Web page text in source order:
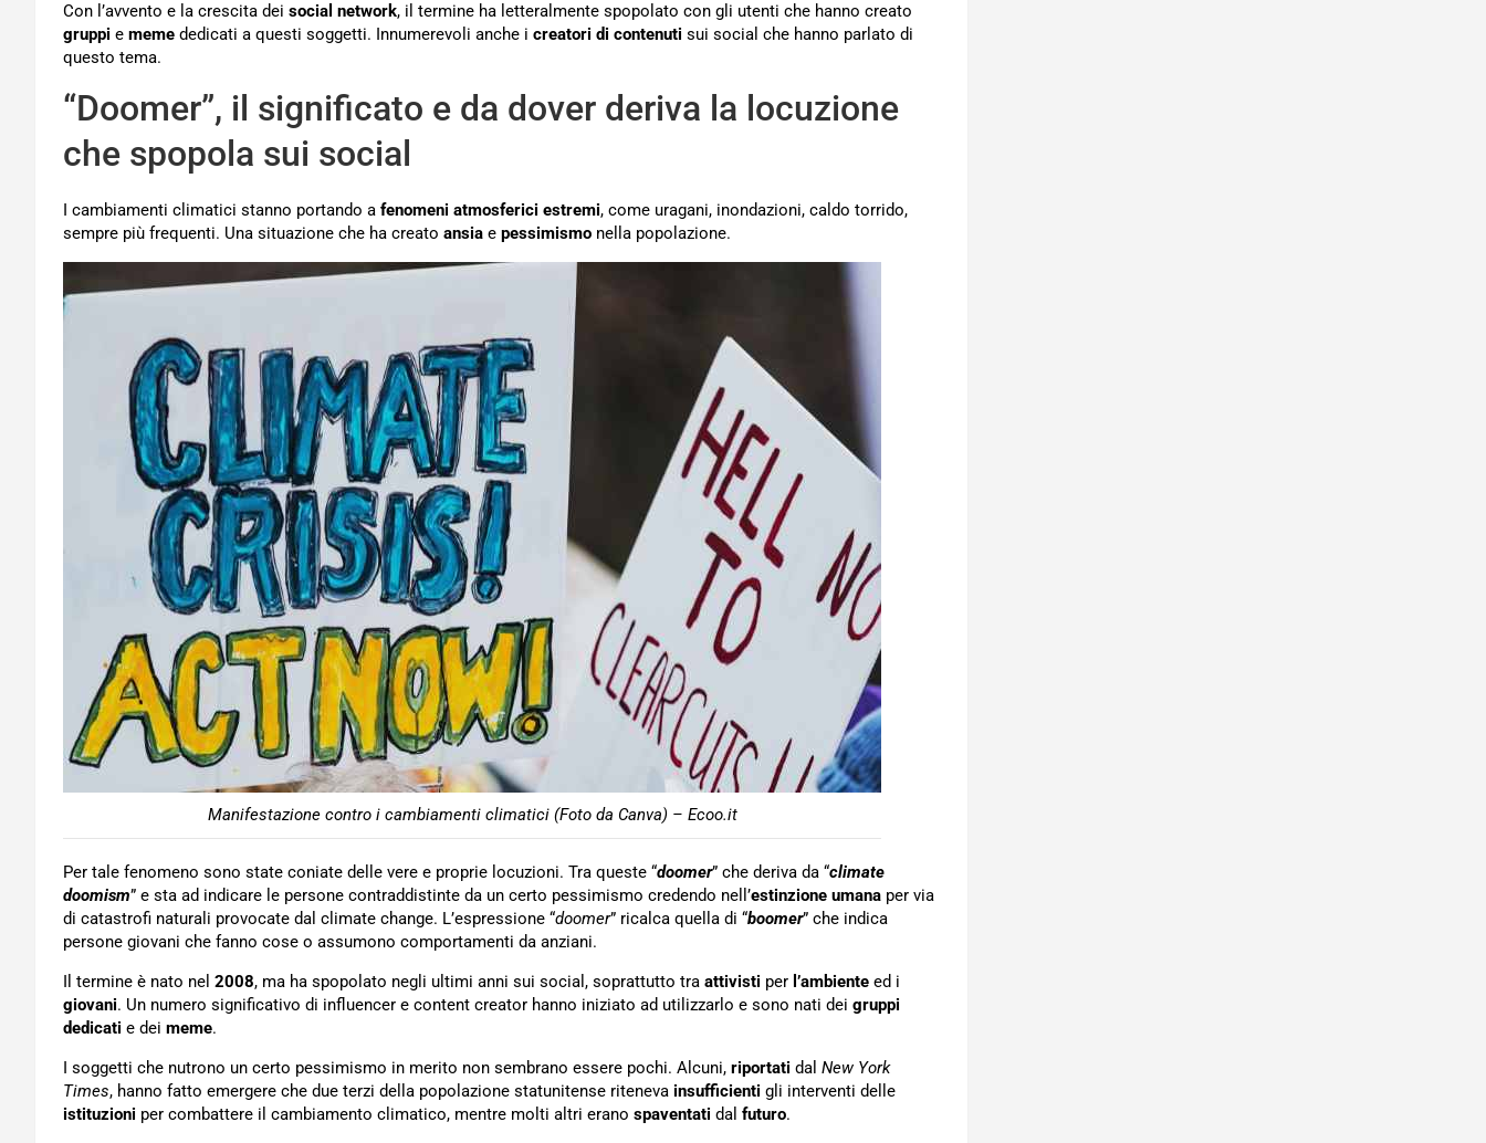
Con l’avvento e la crescita dei social network, il termine ha letteralmente spopolato con gli utenti che hanno creato
gruppi e meme dedicati a questi soggetti. Innumerevoli anche i creatori di contenuti sui social che hanno parlato di
questo tema.
“Doomer”, il significato e da dover deriva la locuzione
che spopola sui social
I cambiamenti climatici stanno portando a fenomeni atmosferici estremi, come uragani, inondazioni, caldo torrido,
sempre più frequenti. Una situazione che ha creato ansia e pessimismo nella popolazione.
Manifestazione contro i cambiamenti climatici (Foto da Canva) – Ecoo.it
Per tale fenomeno sono state coniate delle vere e proprie locuzioni. Tra queste “doomer” che deriva da “climate
doomism” e sta ad indicare le persone contraddistinte da un certo pessimismo credendo nell’estinzione umana per via
di catastrofi naturali provocate dal climate change. L’espressione “doomer” ricalca quella di “boomer” che indica
persone giovani che fanno cose o assumono comportamenti da anziani.
Il termine è nato nel 2008, ma ha spopolato negli ultimi anni sui social, soprattutto tra attivisti per l’ambiente ed i
giovani. Un numero significativo di influencer e content creator hanno iniziato ad utilizzarlo e sono nati dei gruppi
dedicati e dei meme.
I soggetti che nutrono un certo pessimismo in merito non sembrano essere pochi. Alcuni, riportati dal New York
Times, hanno fatto emergere che due terzi della popolazione statunitense riteneva insufficienti gli interventi delle
istituzioni per combattere il cambiamento climatico, mentre molti altri erano spaventati dal futuro.